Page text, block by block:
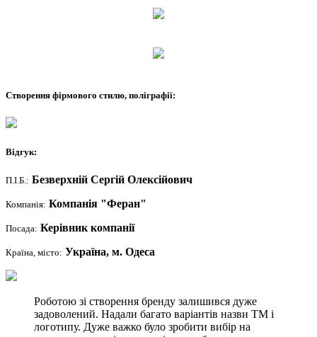
Створення фірмового стилю, поліграфії:
Відгук:
П.І.Б.: Безверхній Сергій Олексійович
Компанія: Компанія "Феран"
Посада: Керівник компанії
Країна, місто: Україна, м. Одеса
Роботою зі створення бренду залишився дуже
задоволений. Надали багато варіантів назви ТМ і
логотипу. Дуже важко було зробити вибір на